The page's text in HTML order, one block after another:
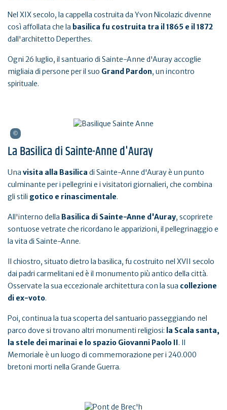
Nel XIX secolo, la cappella costruita da Yvon Nicolazic divenne
così affollata che la basilica fu costruita tra il 1865 e il 1872
dall'architetto Deperthes.
Ogni 26 luglio, il santuario di Sainte-Anne d'Auray accoglie
migliaia di persone per il suo Grand Pardon, un incontro
spirituale.
La Basilica di Sainte-Anne d'Auray
Una visita alla Basilica di Sainte-Anne d'Auray è un punto
culminante per i pellegrini e i visitatori giornalieri, che combina
gli stili gotico e rinascimentale.
All'interno della Basilica di Sainte-Anne d'Auray, scoprirete
sontuose vetrate che ricordano le apparizioni, il pellegrinaggio e
la vita di Sainte-Anne.
Il chiostro, situato dietro la basilica, fu costruito nel XVII secolo
dai padri carmelitani ed è il monumento più antico della città.
Osservate la sua eccezionale architettura con la sua collezione
di ex-voto.
Poi, continua la tua scoperta del santuario passeggiando nel
parco dove si trovano altri monumenti religiosi: la Scala santa,
la stele dei marinai e lo spazio Giovanni Paolo II. Il
Memoriale è un luogo di commemorazione per i 240.000
bretoni morti nella Grande Guerra.